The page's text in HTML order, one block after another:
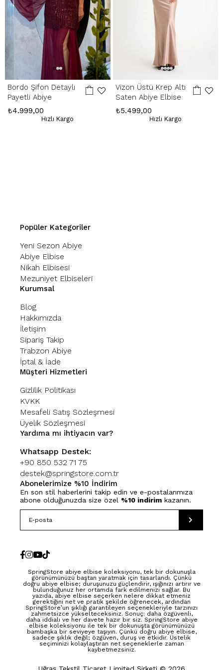
Bordo Şifon Detaylı
Payetli Abiye
₺4.999,00
Hızlı Kargo
Vizon Üstü Krep Altı
Saten Abiye Elbise
₺5.499,00
Hızlı Kargo
Popüler Kategoriler
Yeni Sezon Abiye
Abiye Elbise
Nikah Elbisesi
Mezuniyet Elbiseleri
Kurumsal
Blog
Hakkımızda
İletişim
Sipariş Takip
Trabzon Abiye
İptal & İade
Müşteri Hizmetleri
Gizlilik Politikası
KVKK
Mesafeli Satış Sözleşmesi
Üyelik Sözleşmesi
Yardıma mı ihtiyacın var?
Whatsapp Destek:
+90 850 532 71 75
destek@springstore.com.tr
Abonelerimize %10 İndirim
En son stil haberlerini takip edin ve e-postalarımıza
abone olduğunuzda size özel %10 indirim kazanın.
SpringStore abiye elbise koleksiyonu, tek bir dokunuşla
görünümünüzü baştan yaratmak için tasarlandı. Çünkü
doğru abiye elbise; duruşunuzu güçlendirir, ışığınızı artırır ve
bulunduğunuz her ortamda fark edilmenizi sağlar. Bu
yazıda, abiye elbise seçerken nelere dikkat etmeniz
gerektiğini net ve pratik şekilde öğrenecek, ardından
SpringStore’un şıklığı garantileyen seçenekleriyle tarzınızı
zahmetsizce yükselteceksiniz. Sonuç: daha özgüvenli,
daha iddialı ve her davete hazır bir siz. SpringStore abiye
elbise koleksiyonu ile tek bir dokunuşta görünümünüzü
bambaşka bir seviyeye taşıyın. Çünkü doğru abiye elbise,
sadece şıklık değil; özgüven, duruş ve etkidir. Üstelik
seçiminizi kolaylaştıran net seçeneklerle zaman
kaybetmezsiniz.
Uğraş Tekstil Ticaret Limited Şirketi © 2026